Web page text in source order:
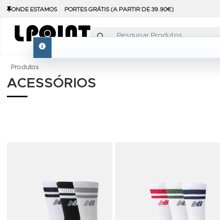
ONDE ESTAMOS PORTES GRÁTIS (A PARTIR DE 39.90€)
Pesquisar Produtos
Produtos
info
ACESSÓRIOS